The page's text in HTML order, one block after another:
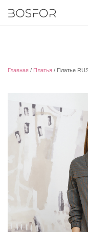
Перейти к
Главная / Платья / Платье